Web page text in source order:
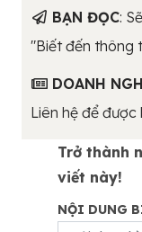
BẠN ĐỌC:
"Biết đến thông
DOANH
Liên hệ để
Trở thành
viết này!
NỘI DUNG